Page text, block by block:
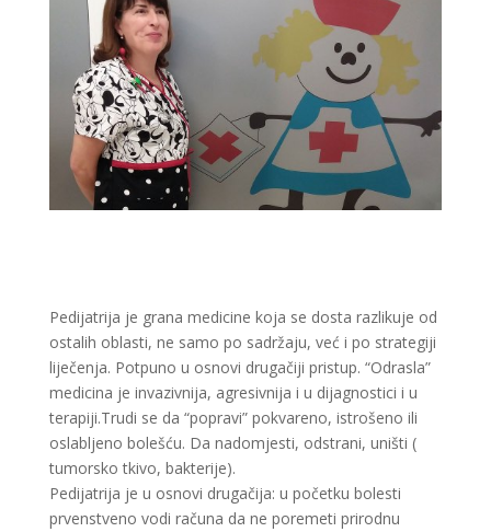
Pedijatrija je grana medicine koja se dosta razlikuje od
ostalih oblasti, ne samo po sadržaju, već i po strategiji
liječenja. Potpuno u osnovi drugačiji pristup. “Odrasla”
medicina je invazivnija, agresivnija i u dijagnostici i u
terapiji.Trudi se da “popravi” pokvareno, istrošeno ili
oslabljeno bolešću. Da nadomjesti, odstrani, uništi (
tumorsko tkivo, bakterije).
Pedijatrija je u osnovi drugačija: u početku bolesti
prvenstveno vodi računa da ne poremeti prirodnu